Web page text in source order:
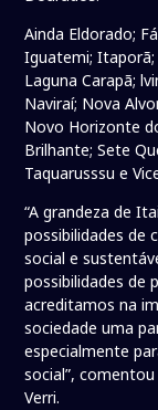
Ainda Eldorado;
Iguatemi; Itaporã;
Laguna Carapã;
Naviraí; Nova
Novo Horizonte
Brilhante; Sete
Taquarusssu e
“A grandeza de
possibilidades de
social e
possibilidades de
acreditamos na
sociedade uma
especialmente
social”,
Verri.